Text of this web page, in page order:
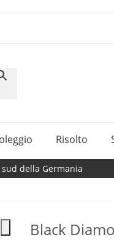
Risolto
della Germania
Black